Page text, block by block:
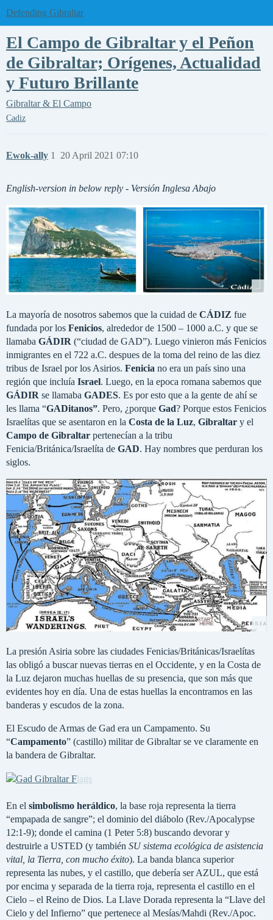
Defending Gibraltar
El Campo de Gibraltar y el Peñon
de Gibraltar; Orígenes, Actualidad
y Futuro Brillante
Gibraltar & El Campo
Cadiz
Ewok-ally 20 April 2021 07:10
1
English-version in below reply - Versión Inglesa Abajo
La mayoría de nosotros sabemos que la cuidad de CÁDIZ fue
fundada por los Fenicios, alrededor de 1500 – 1000 a.C. y que se
llamaba GÁDIR (“ciudad de GAD”). Luego vinieron más Fenicios
inmigrantes en el 722 a.C. despues de la toma del reino de las diez
tribus de Israel por los Asirios. Fenicia no era un país sino una
región que incluía Israel. Luego, en la epoca romana sabemos que
GÁDIR se llamaba GADES. Es por esto que a la gente de ahí se
les llama “GADitanos”. Pero, ¿porque Gad? Porque estos Fenicios
Israelítas que se asentaron en la Costa de la Luz, Gibraltar y el
Campo de Gibraltar pertenecían a la tribu
Fenicia/Británica/Israelíta de GAD. Hay nombres que perduran los
siglos.
La presión Asiria sobre las ciudades Fenicias/Británicas/Israelítas
las obligó a buscar nuevas tierras en el Occidente, y en la Costa de
la Luz dejaron muchas huellas de su presencia, que son más que
evidentes hoy en día. Una de estas huellas la encontramos en las
banderas y escudos de la zona.
El Escudo de Armas de Gad era un Campamento. Su
“Campamento” (castillo) militar de Gibraltar se ve claramente en
la bandera de Gibraltar.
En el simbolismo heráldico, la base roja representa la tierra
“empapada de sangre”; el dominio del diábolo (Rev./Apocalypse
12:1-9); donde el camina (1 Peter 5:8) buscando devorar y
destruirle a USTED (y también SU sistema ecológica de asistencia
vital, la Tierra, con mucho éxito). La banda blanca superior
representa las nubes, y el castillo, que debería ser AZUL, que está
por encima y separada de la tierra roja, representa el castillo en el
Cielo – el Reino de Dios. La Llave Dorada representa la “Llave del
Cielo y del Infierno” que pertenece al Mesías/Mahdi (Rev./Apoc.